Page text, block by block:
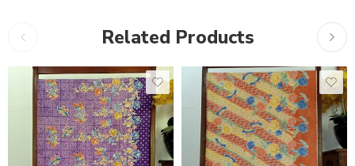
Related Products